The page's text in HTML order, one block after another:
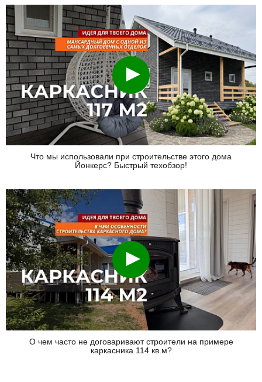
Смотреть
Что мы использовали при строительстве этого дома
Йонкерс? Быстрый техобзор!
Смотреть
О чем часто не договаривают строители на примере
каркасника 114 кв.м?